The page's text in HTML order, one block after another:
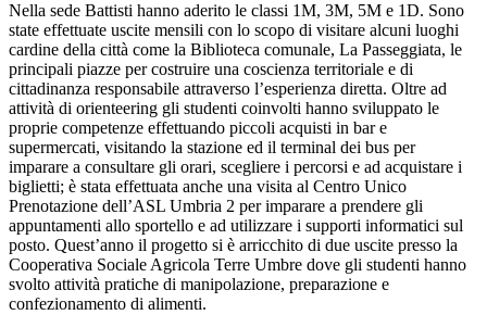
Nella sede Battisti hanno aderito le classi 1M, 3M, 5M e 1D. Sono
state effettuate uscite mensili con lo scopo di visitare alcuni luoghi
cardine della città come la Biblioteca comunale, La Passeggiata, le
principali piazze per costruire una coscienza territoriale e di
cittadinanza responsabile attraverso l’esperienza diretta. Oltre ad
attività di orienteering gli studenti coinvolti hanno sviluppato le
proprie competenze effettuando piccoli acquisti in bar e
supermercati, visitando la stazione ed il terminal dei bus per
imparare a consultare gli orari, scegliere i percorsi e ad acquistare i
biglietti; è stata effettuata anche una visita al Centro Unico
Prenotazione dell’ASL Umbria 2 per imparare a prendere gli
appuntamenti allo sportello e ad utilizzare i supporti informatici sul
posto. Quest’anno il progetto si è arricchito di due uscite presso la
Cooperativa Sociale Agricola Terre Umbre dove gli studenti hanno
svolto attività pratiche di manipolazione, preparazione e
confezionamento di alimenti.